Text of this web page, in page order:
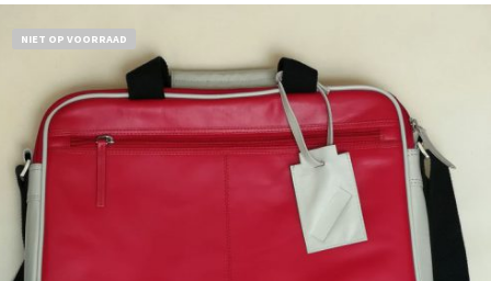
NIET OP VOORRAAD